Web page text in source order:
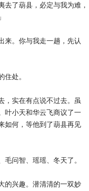
了葫县，必定与我为难，
。你与我走一趟，先认
处。
实在有点说不过去。虽
叶小天和华云飞商议了一
如何，等他到了葫县再见
问智、瑶瑶、冬天了。
兴趣。潜清清的一双妙